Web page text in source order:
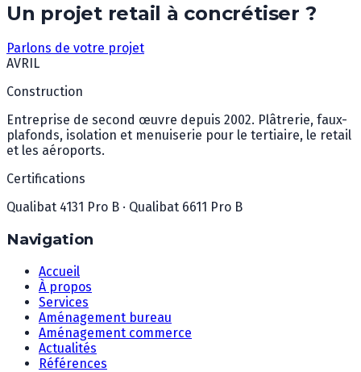
Un projet retail à concrétiser ?
Parlons de votre projet
AVRIL
Construction
Entreprise de second œuvre depuis 2002. Plâtrerie, faux-
plafonds, isolation et menuiserie pour le tertiaire, le retail
et les aéroports.
Certifications
Qualibat 4131 Pro B · Qualibat 6611 Pro B
Navigation
Accueil
À propos
Services
Aménagement bureau
Aménagement commerce
Actualités
Références